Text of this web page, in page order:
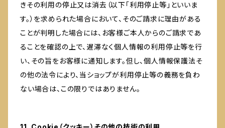
きその利用の停止又は消去（以下「利用停止等」といいま
す。）を求められた場合において、そのご請求に理由がある
ことが判明した場合には、お客様ご本人からのご請求であ
ることを確認の上で、遅滞なく個人情報の利用停止等を行
い、その旨をお客様に通知します。但し、個人情報保護法そ
の他の法令により、当ショップが利用停止等の義務を負わ
ない場合は、この限りではありません。